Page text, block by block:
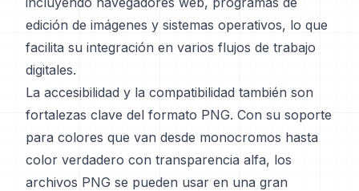
edición de imágenes y sistemas operativos, lo que
facilita su integración en varios flujos de trabajo
digitales.
La accesibilidad y la compatibilidad también son
fortalezas clave del formato PNG. Con su soporte
para colores que van desde monocromos hasta
color verdadero con transparencia alfa, los
archivos PNG se pueden usar en una gran